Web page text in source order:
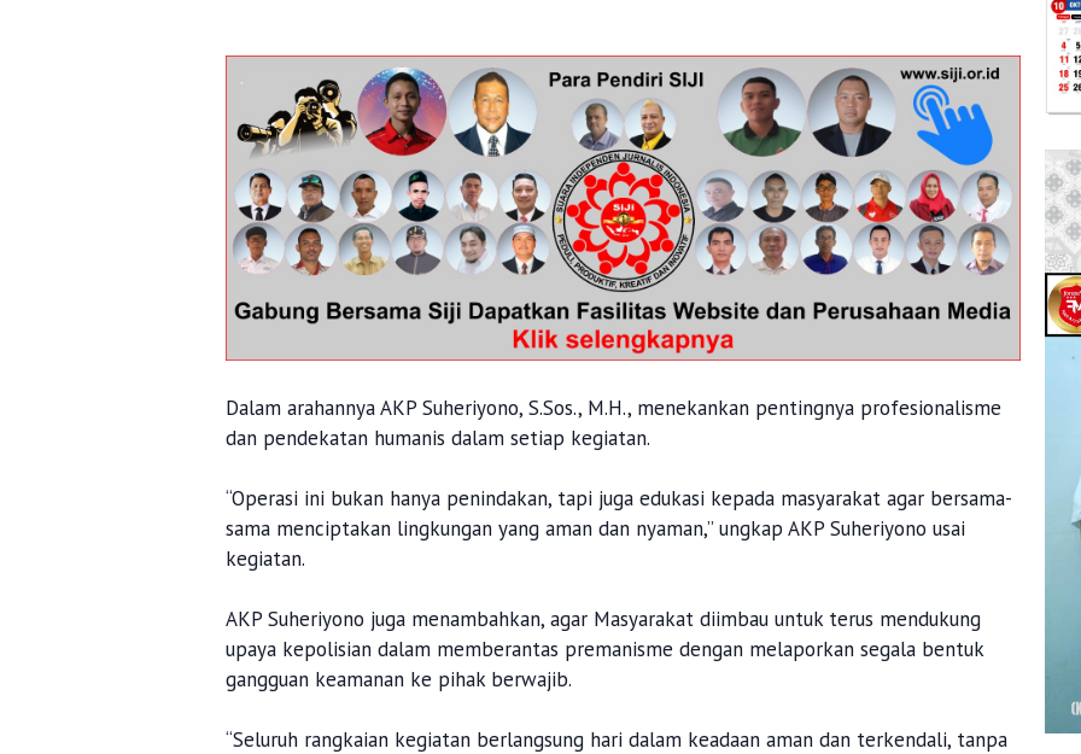
Dalam arahannya AKP Suheriyono, S.Sos., M.H., menekankan pentingnya profesionalisme
dan pendekatan humanis dalam setiap kegiatan.
“Operasi ini bukan hanya penindakan, tapi juga edukasi kepada masyarakat agar bersama-
sama menciptakan lingkungan yang aman dan nyaman,” ungkap AKP Suheriyono usai
kegiatan.
AKP Suheriyono juga menambahkan, agar Masyarakat diimbau untuk terus mendukung
upaya kepolisian dalam memberantas premanisme dengan melaporkan segala bentuk
gangguan keamanan ke pihak berwajib.
“Seluruh rangkaian kegiatan berlangsung hari dalam keadaan aman dan terkendali, tanpa